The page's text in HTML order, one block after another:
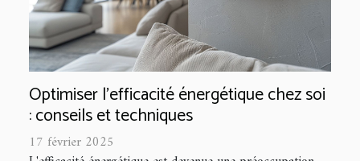
Optimiser l'efficacité énergétique chez soi
: conseils et techniques
17 février 2025